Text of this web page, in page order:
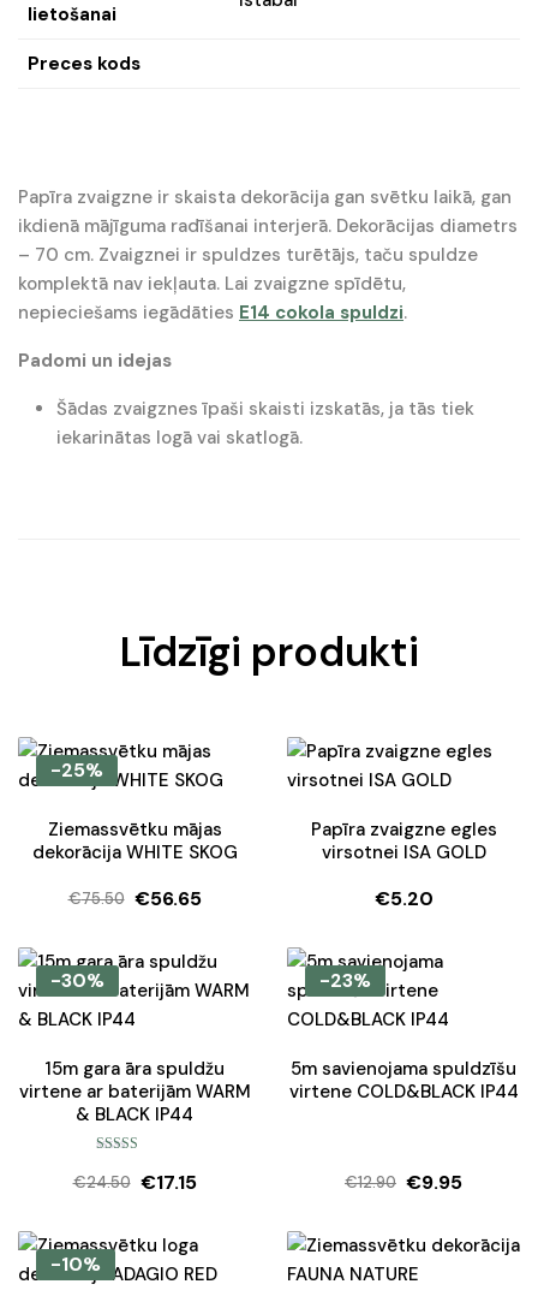
lietošanai
Preces kods
Papīra zvaigzne ir skaista dekorācija gan svētku laikā, gan
ikdienā mājīguma radīšanai interjerā. Dekorācijas diametrs
– 70 cm. Zvaigznei ir spuldzes turētājs, taču spuldze
komplektā nav iekļauta. Lai zvaigzne spīdētu,
nepieciešams iegādāties E14 cokola spuldzi.
Padomi un idejas
Šādas zvaigznes īpaši skaisti izskatās, ja tās tiek
iekarinātas logā vai skatlogā.
Līdzīgi produkti
-25%
Ziemassvētku mājas
dekorācija WHITE SKOG
€75.50
Original
was:
€75.50.
€56.65
Current
is:
€56.65.
Papīra zvaigzne egles
virsotnei ISA GOLD
€5.20
-30%
15m gara āra spuldžu
virtene ar baterijām WARM
& BLACK IP44
out of 5
€24.50
Original
was:
€24.50.
€17.15
Current
is:
€17.15.
-23%
5m savienojama spuldzīšu
virtene COLD&BLACK IP44
€12.90
Original
was:
€12.90.
€9.95
Current
is:
€9.95.
-10%